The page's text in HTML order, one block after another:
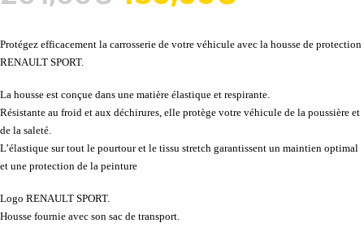
Protégez efficacement la carrosserie de votre véhicule avec la housse de protection
RENAULT SPORT.
La housse est conçue dans une matière élastique et respirante.
Résistante au froid et aux déchirures, elle protège votre véhicule de la poussière et
de la saleté.
L’élastique sur tout le pourtour et le tissu stretch garantissent un maintien optimal
et une protection de la peinture
Logo RENAULT SPORT.
Housse fournie avec son sac de transport.